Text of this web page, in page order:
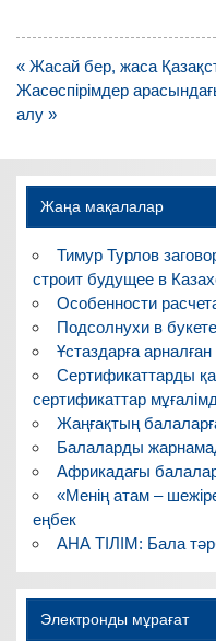
Навигация
по
записям
« Жасай бер, жаса
Жасөспірімдер
алу »
Жаңа мақалалар
Тимур Турлов
строит будущее в
Особенности
Подсолнухи в
Ұстаздарға
Сертификаттарды
сертификаттар
Жаңғақтың
Балаларды
Африкадағы балалар
«Менің атам –
еңбек
АНА ТІЛІМ: Бала
Электронды мұрағат